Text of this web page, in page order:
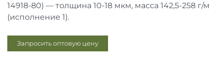
14918-80) — толщина 10-18 мкм, масса 142,5-258 г/м
(исполнение 1).
Запросить оптовую цену